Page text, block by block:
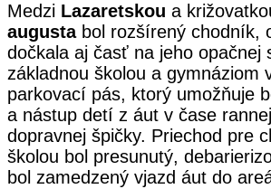
Medzi Lazaretskou a
augustabol rozšírený chodník,
dočkala aj časť na jeho opačnej
základnou školou a gymnáziom
parkovací pás, ktorý umožňuje
a nástup detí z áut v čase
dopravnej špičky. Priechod pre
školou bol presunutý,
bol zamedzený vjazd áut do